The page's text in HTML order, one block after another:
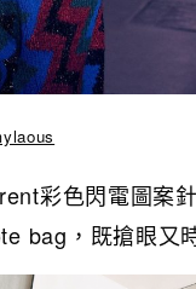
彩色閃電圖案
bag，既搶眼又